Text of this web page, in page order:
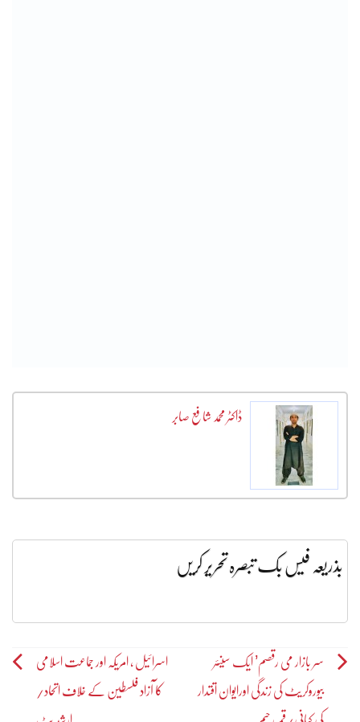
ڈاکٹر محمد شافع صابر
بذریعہ فیس بک تبصرہ تحریر کریں
Post
navigation
سر بازار می رقصم’ ایک سینئر
بیوروکریٹ کی زندگی اورایوان اقتدار
اسرائیل ، امریکہ اور جماعت اسلامی
کا آزاد فلسطین کے خلاف اتحاد/